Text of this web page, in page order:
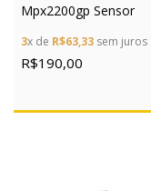
Mpx2200gp Sensor
3x de R$63,33 sem juros
R$190,00